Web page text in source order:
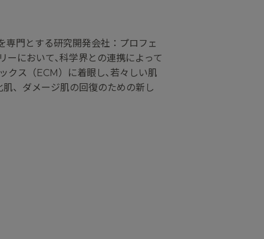
門とする研究開発会社：プロフェ
ーにおいて､科学界との連携によって
クス（ECM）に着眼し､若々しい肌
、ダメージ肌の回復のための新し